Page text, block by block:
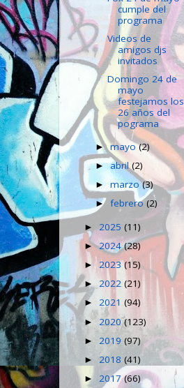
cumple del
programa
Videos de
amigos djs
invitados
Domingo 24 de
mayo
festejamos los
26 años del
pograma
►mayo(2)
►abril(2)
►marzo(3)
►febrero(2)
► 2025 (11)
►2024(28)
► 2023(15)
► 2022 (21)
► 2021 (94)
► 2020(123)
► 2019 (97)
► 2018 (41)
► 2017(66)